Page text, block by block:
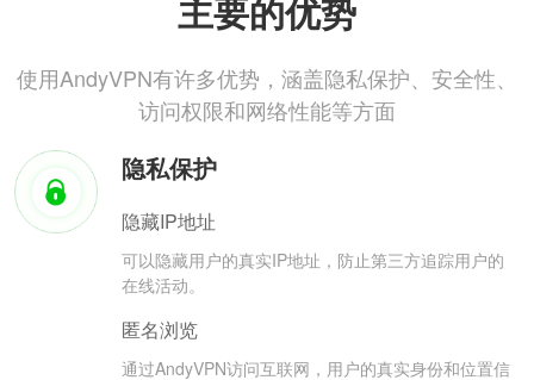
主要的优势
使用AndyVPN有许多优势，涵盖隐私保护、安全性、
访问权限和网络性能等方面
隐私保护
隐藏IP地址
可以隐藏用户的真实IP地址，防止第三方追踪用户的
在线活动。
匿名浏览
通过AndyVPN访问互联网，用户的真实身份和位置信